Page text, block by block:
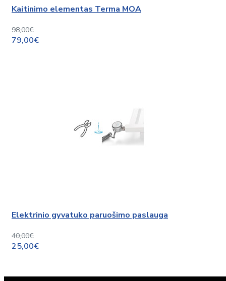
Kaitinimo elementas Terma MOA
98,00€
79,00€
Elektrinio gyvatuko paruošimo paslauga
40,00€
25,00€